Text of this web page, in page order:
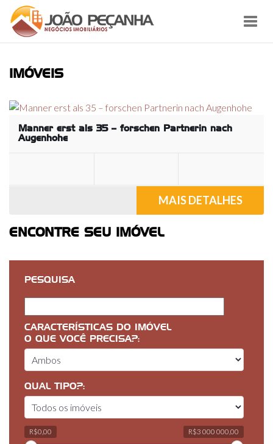
IMÓVEIS
Manner erst als 35 – forschen Partnerin nach
Augenhohe
MAIS DETALHES
ENCONTRE SEU IMÓVEL
PESQUISA
CARACTERÍSTICAS DO IMÓVEL
O QUE VOCÊ PRECISA?:
QUAL TIPO?:
R$0,00 R$3 000 000,00